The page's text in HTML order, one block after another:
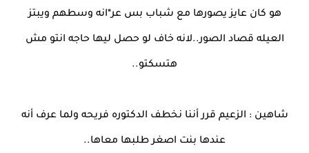
هو كان عايز يصورها مع شباب بس عر*انه وسطهم ويبتز
العيله قصاد الصور..لانه خاف لو حصل ليها حاجه انتو مش
هتسكتو..
شاهين : الزعيم قرر أننا نخطف الدكتوره فريحه ولما عرف أنه
عندها بنت اصغر طلبها معاها..